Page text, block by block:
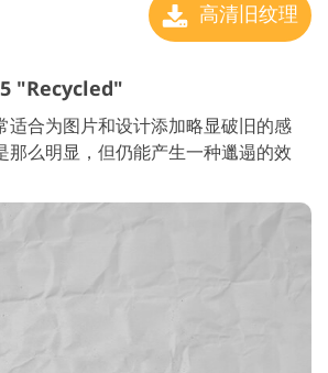
高清旧纹理
"Recycled"
适合为图片和设计添加略显破旧的感
那么明显，但仍能产生一种邋遢的效